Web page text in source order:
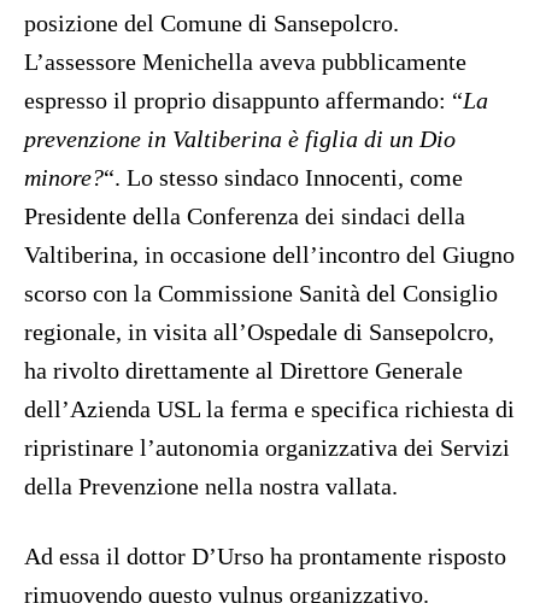
posizione del Comune di Sansepolcro.
L’assessore Menichella aveva pubblicamente
espresso il proprio disappunto affermando: “La
prevenzione in Valtiberina è figlia di un Dio
minore?“. Lo stesso sindaco Innocenti, come
Presidente della Conferenza dei sindaci della
Valtiberina, in occasione dell’incontro del Giugno
scorso con la Commissione Sanità del Consiglio
regionale, in visita all’Ospedale di Sansepolcro,
ha rivolto direttamente al Direttore Generale
dell’Azienda USL la ferma e specifica richiesta di
ripristinare l’autonomia organizzativa dei Servizi
della Prevenzione nella nostra vallata.
Ad essa il dottor D’Urso ha prontamente risposto
rimuovendo questo vulnus organizzativo.